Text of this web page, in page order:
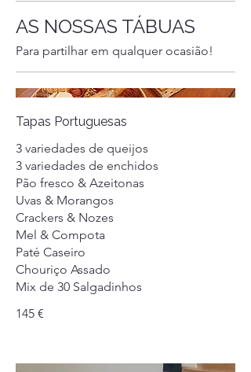
AS NOSSAS TÁBUAS
Para partilhar em qualquer ocasião!
Tapas Portuguesas
3 variedades de queijos
3 variedades de enchidos
Pão fresco & Azeitonas
Uvas & Morangos
Crackers & Nozes
Mel & Compota
Paté Caseiro
Chouriço Assado
Mix de 30 Salgadinhos
145 €